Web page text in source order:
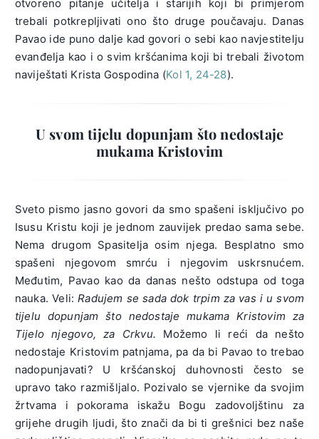
otvoreno pitanje učitelja i starijih koji bi primjerom
trebali potkrepljivati ono što druge poučavaju. Danas
Pavao ide puno dalje kad govori o sebi kao navjestitelju
evanđelja kao i o svim kršćanima koji bi trebali životom
naviještati Krista Gospodina (Kol 1, 24-28).
U svom tijelu dopunjam što nedostaje
mukama Kristovim
Sveto pismo jasno govori da smo spašeni isključivo po
Isusu Kristu koji je jednom zauvijek predao sama sebe.
Nema drugom Spasitelja osim njega. Besplatno smo
spašeni njegovom smrću i njegovim uskrsnućem.
Međutim, Pavao kao da danas nešto odstupa od toga
nauka. Veli:Radujem se sada dok trpim za vas i u svom
tijelu dopunjam što nedostaje mukama Kristovim za
Tijelo njegovo, za Crkvu. Možemo li reći da nešto
nedostaje Kristovim patnjama, pa da bi Pavao to trebao
nadopunjavati? U kršćanskoj duhovnosti često se
upravo tako razmišljalo. Pozivalo se vjernike da svojim
žrtvama i pokorama iskažu Bogu zadovoljštinu za
grijehe drugih ljudi, što znači da bi ti grešnici bez naše